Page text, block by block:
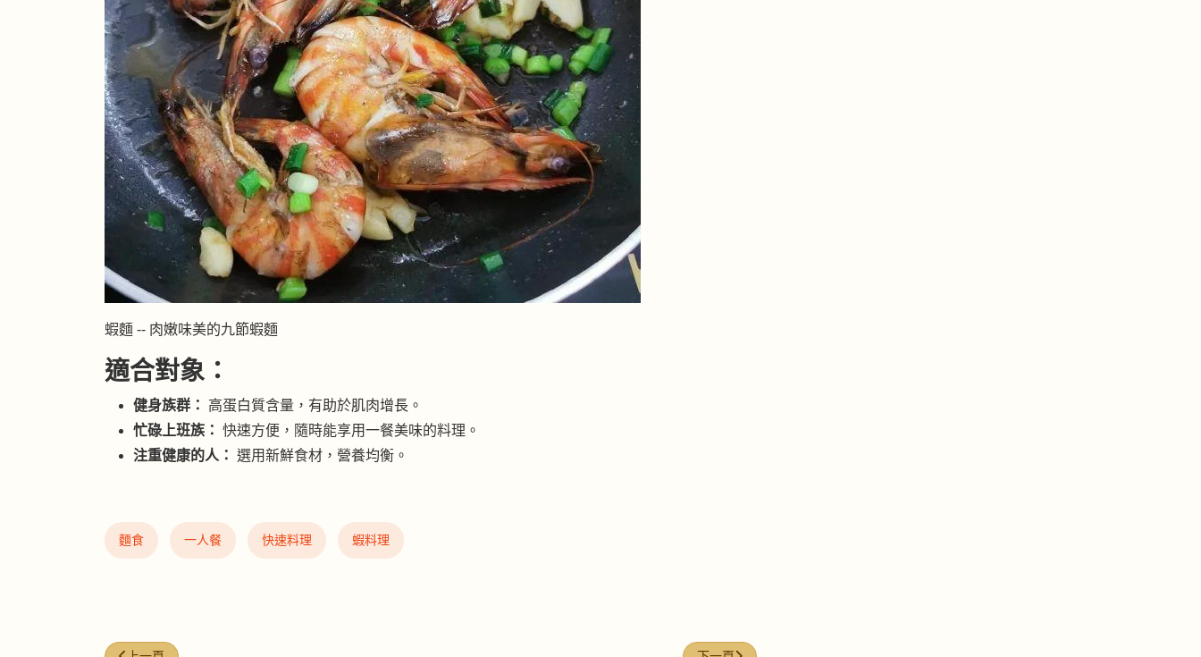
蝦麵 -- 肉嫩味美的九節蝦麵
適合對象：
健身族群：
高蛋白質含量，有助於肌肉增長。
忙碌上班族： 快速方便，隨時能享用一餐美味的料理。
注重健康的人： 選用新鮮食材，營養均衡。
麵食 一人餐 快速料理 蝦料理